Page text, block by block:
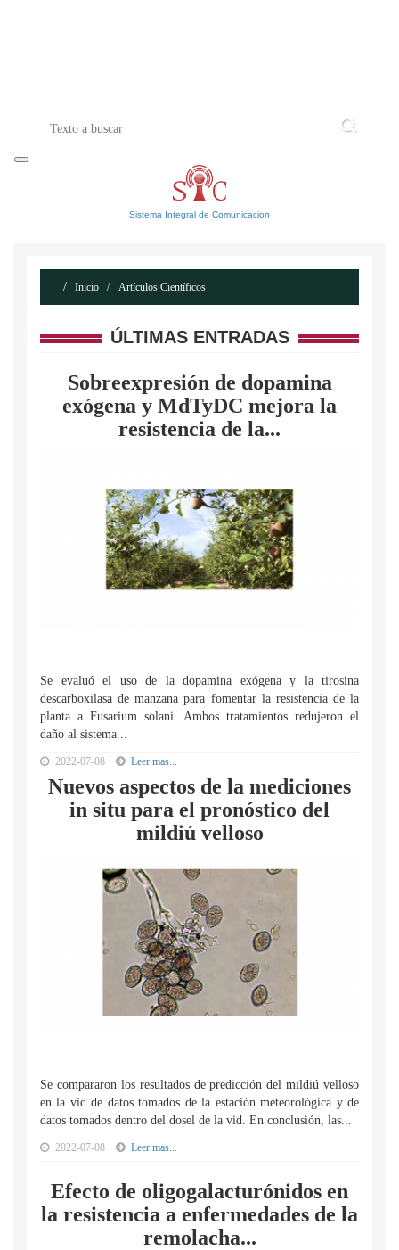
Sistema Integral de Comunicacion
Inicio Artículos Científicos
ÚLTIMAS ENTRADAS
Sobreexpresión de dopamina
exógena y MdTyDC mejora la
resistencia de la...
Se evaluó el uso de la dopamina exógena y la tirosina
descarboxilasa de manzana para fomentar la resistencia de la
planta a Fusarium solani. Ambos tratamientos redujeron el
daño al sistema...
2022-07-08 Leer mas...
Nuevos aspectos de la mediciones
in situ para el pronóstico del
mildiú velloso
Se compararon los resultados de predicción del mildiú velloso
en la vid de datos tomados de la estación meteorológica y de
datos tomados dentro del dosel de la vid. En conclusión, las...
2022-07-08 Leer mas...
Efecto de oligogalacturónidos en
la resistencia a enfermedades de la
remolacha...